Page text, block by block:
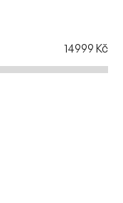
14999 Kč